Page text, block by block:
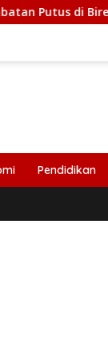
di Bireuen
Pendidikan